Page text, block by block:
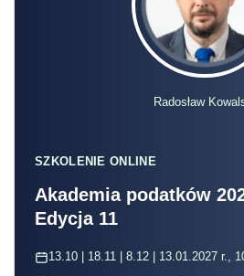
Radosław
SZKOLENIE ONLINE
Akademia podatków
Edycja 11
13.10 | 18.11 | 8.12 | 13.01.2027 r.,